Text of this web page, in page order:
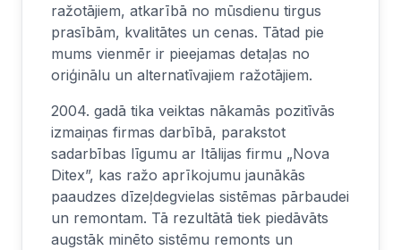
ražotājiem, atkarībā no mūsdienu tirgus
prasībām, kvalitātes un cenas. Tātad pie
mums vienmēr ir pieejamas detaļas no
oriģinālu un alternatīvajiem ražotājiem.
2004. gadā tika veiktas nākamās pozitīvās
izmaiņas firmas darbībā, parakstot
sadarbības līgumu ar Itālijas firmu „Nova
Ditex”, kas ražo aprīkojumu jaunākās
paaudzes dīzeļdegvielas sistēmas pārbaudei
un remontam. Tā rezultātā tiek piedāvāts
augstāk minēto sistēmu remonts un